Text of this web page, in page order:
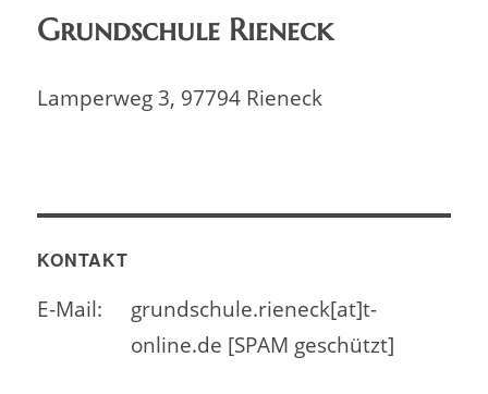
Grundschule Rieneck
Lamperweg 3, 97794 Rieneck
KONTAKT
E-Mail:
grundschule.rieneck[at]t-
online.de [SPAM geschützt]